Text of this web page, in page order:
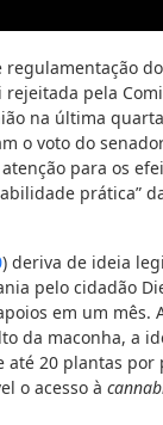
pela
na última
o voto do
para os
prática”
) deriva de ideia
pelo cidadão
em um mês.
da maconha, a
20 plantas por
o acesso à